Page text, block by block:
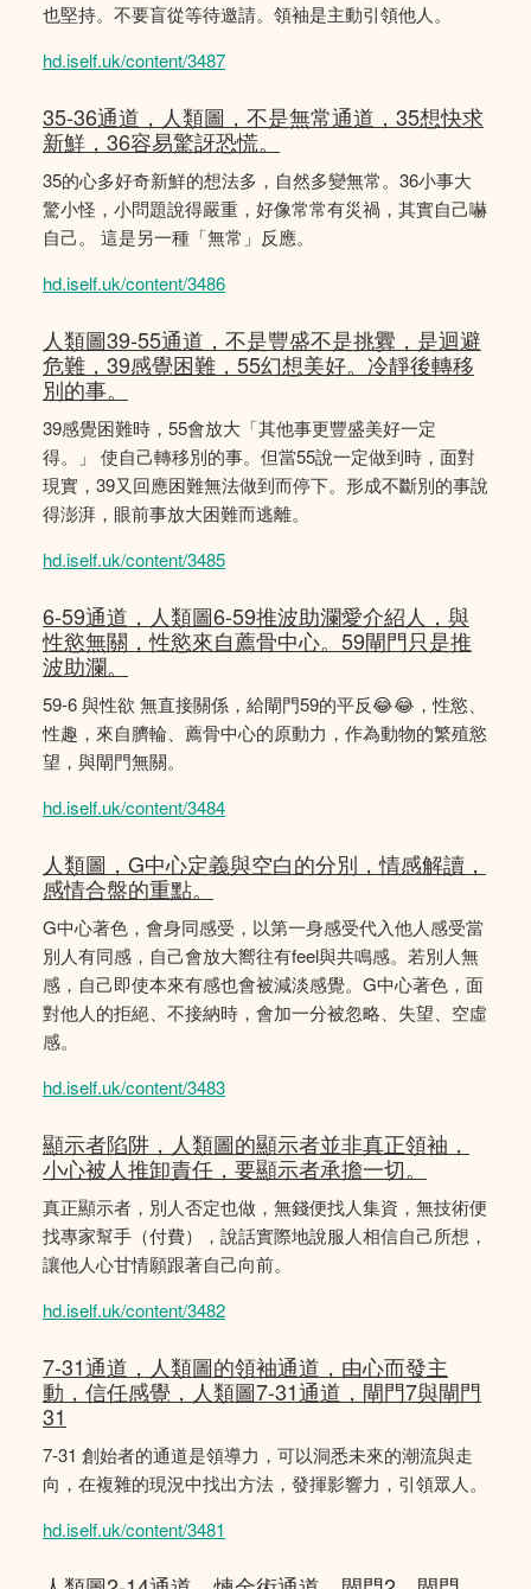
也堅持。不要盲從等待邀請。領袖是主動引領他人。
hd.iself.uk/content/3487
35-36通道，人類圖，不是無常通道，35想快求
新鮮，36容易驚訝恐慌。
35的心多好奇新鮮的想法多，自然多變無常。36小事大
驚小怪，小問題說得嚴重，好像常常有災禍，其實自己嚇
自己。 這是另一種「無常」反應。
hd.iself.uk/content/3486
人類圖39-55通道，不是豐盛不是挑釁，是迴避
危難，39感覺困難，55幻想美好。冷靜後轉移
別的事。
39感覺困難時，55會放大「其他事更豐盛美好一定
得。」 使自己轉移別的事。但當55說一定做到時，面對
現實，39又回應困難無法做到而停下。形成不斷別的事說
得澎湃，眼前事放大困難而逃離。
hd.iself.uk/content/3485
6-59通道，人類圖6-59推波助瀾愛介紹人，與
性慾無關，性慾來自薦骨中心。59閘門只是推
波助瀾。
59-6 與性欲 無直接關係，給閘門59的平反😂😂，性慾、
性趣，來自臍輪、薦骨中心的原動力，作為動物的繁殖慾
望，與閘門無關。
hd.iself.uk/content/3484
人類圖，G中心定義與空白的分別，情感解讀，
感情合盤的重點。
G中心著色，會身同感受，以第一身感受代入他人感受當
別人有同感，自己會放大嚮往有feel與共鳴感。若別人無
感，自己即使本來有感也會被減淡感覺。G中心著色，面
對他人的拒絕、不接納時，會加一分被忽略、失望、空虛
感。
hd.iself.uk/content/3483
顯示者陷阱，人類圖的顯示者並非真正領袖，
小心被人推卸責任，要顯示者承擔一切。
真正顯示者，別人否定也做，無錢便找人集資，無技術便
找專家幫手（付費），說話實際地說服人相信自己所想，
讓他人心甘情願跟著自己向前。
hd.iself.uk/content/3482
7-31通道，人類圖的領袖通道，由心而發主
動，信任感覺，人類圖7-31通道，閘門7與閘門
31
7-31 創始者的通道是領導力，可以洞悉未來的潮流與走
向，在複雜的現況中找出方法，發揮影響力，引領眾人。
hd.iself.uk/content/3481